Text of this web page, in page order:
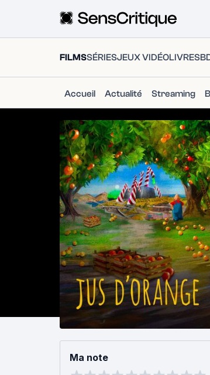
FILMSSÉRIESJEUX VIDÉOLIVRES
Accueil Actualité Streaming
Ma note